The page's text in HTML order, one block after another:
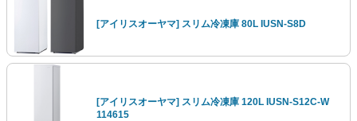
[アイリスオーヤマ] スリム冷凍庫 80L IUSN-S8D
[アイリスオーヤマ] スリム冷凍庫 120L IUSN-S12C-W
114615